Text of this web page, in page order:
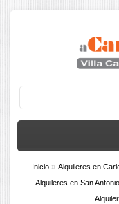
Inicio» Alquileres en
Alquileres en San